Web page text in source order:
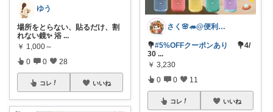
ゆう
場所をとらない、貼るだけ、割
れない鏡✨ 浴 ...
￥ 1,000～
0 0 28
コレ いいね
さく🌸🦔@便利でかわいいを探す旅
💐#5%OFFクーポンあり
💐4/
30 ...
￥ 3,230
0 0 11
コレ いいね